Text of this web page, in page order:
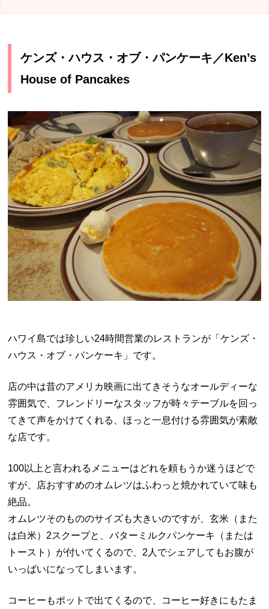
ケンズ・ハウス・オブ・パンケーキ／Ken’s
House of Pancakes
ハワイ島では珍しい24時間営業のレストランが「ケンズ・
ハウス・オブ・パンケーキ」です。
店の中は昔のアメリカ映画に出てきそうなオールディーな
雰囲気で、フレンドリーなスタッフが時々テーブルを回っ
てきて声をかけてくれる、ほっと一息付ける雰囲気が素敵
な店です。
100以上と言われるメニューはどれを頼もうか迷うほどで
すが、店おすすめのオムレツはふわっと焼かれていて味も
絶品。
オムレツそのもののサイズも大きいのですが、玄米（また
は白米）2スクープと、バターミルクパンケーキ（または
トースト）が付いてくるので、2人でシェアしてもお腹が
いっぱいになってしまいます。
コーヒーもポットで出てくるので、コーヒー好きにもたま